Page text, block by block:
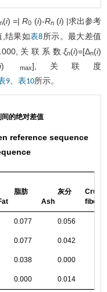
n(i) =|R0 (i)-Rn(i) |求出参考
,结果如表8所示。最大差值
关联系数ξn(i)=[Δn(i)
i) max],关联度
9 、表10所示。
的绝对差值
reference sequence
脂肪
灰分
Ash
Crude
fiber
0.077 0.056
0.077 0.042
0.038 0.000
0.000 0.014